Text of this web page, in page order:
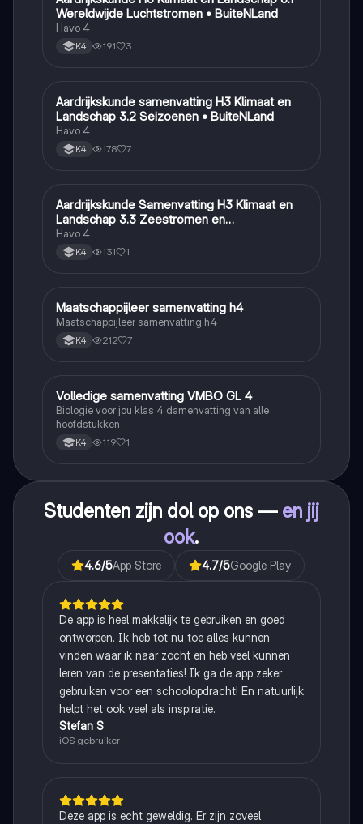
Wereldwijde Luchtstromen • BuiteNLand
Havo 4
K4 191 3
Aardrijkskunde
Aardrijkskunde samenvatting H3 Klimaat en
Landschap 3.2 Seizoenen • BuiteNLand
Havo 4
K4 178 7
Aardrijkskunde
Aardrijkskunde Samenvatting H3 Klimaat en
Landschap 3.3 Zeestromen en
Klimaatgebieden • BuiteNLand
Havo 4
K4 131 1
Maatschappijleer
Maatschappijleer samenvatting h4
Maatschappijleer samenvatting h4
K4 212 7
Biologie
Volledige samenvatting VMBO GL 4
Biologie voor jou klas 4 damenvatting van alle
hoofdstukken
K4 119 1
Studenten zijn dol op ons — en jij
ook.
4.6/5App Store 4.7/5Google Play
De app is heel makkelijk te gebruiken en goed
ontworpen. Ik heb tot nu toe alles kunnen
vinden waar ik naar zocht en heb veel kunnen
leren van de presentaties! Ik ga de app zeker
gebruiken voor een schoolopdracht! En natuurlijk
helpt het ook veel als inspiratie.
Stefan S
iOS gebruiker
Deze app is echt geweldig. Er zijn zoveel